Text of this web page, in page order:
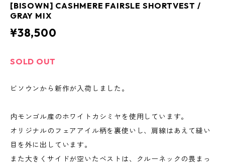
[BISOWN] CASHMERE FAIRSLE SHORTVEST /
GRAY MIX
¥38,500
SOLD OUT
ビソウンから新作が入荷しました。
内モンゴル産のホワイトカシミヤを使用しています。
オリジナルのフェアアイル柄を裏使いし、肩線はあえて縫い
目を外に出しています。
また大きくサイドが空いたベストは、クルーネックの畏まっ